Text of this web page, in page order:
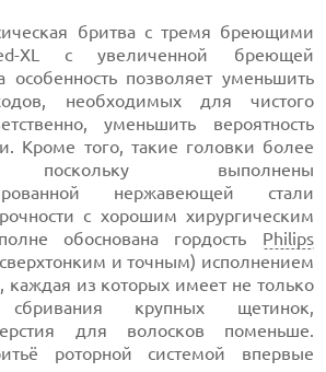
бритва с тремя бреющими
XL
с увеличенной бреющей
особенность позволяет уменьшить
необходимых для чистого
уменьшить вероятность
Кроме того, такие головки более
поскольку выполнены
нержавеющей стали
с хорошим хирургическим
обоснована гордость Philips
и точным) исполнением
из которых имеет не только
крупных щетинок,
для волосков поменьше.
роторной системой впервые